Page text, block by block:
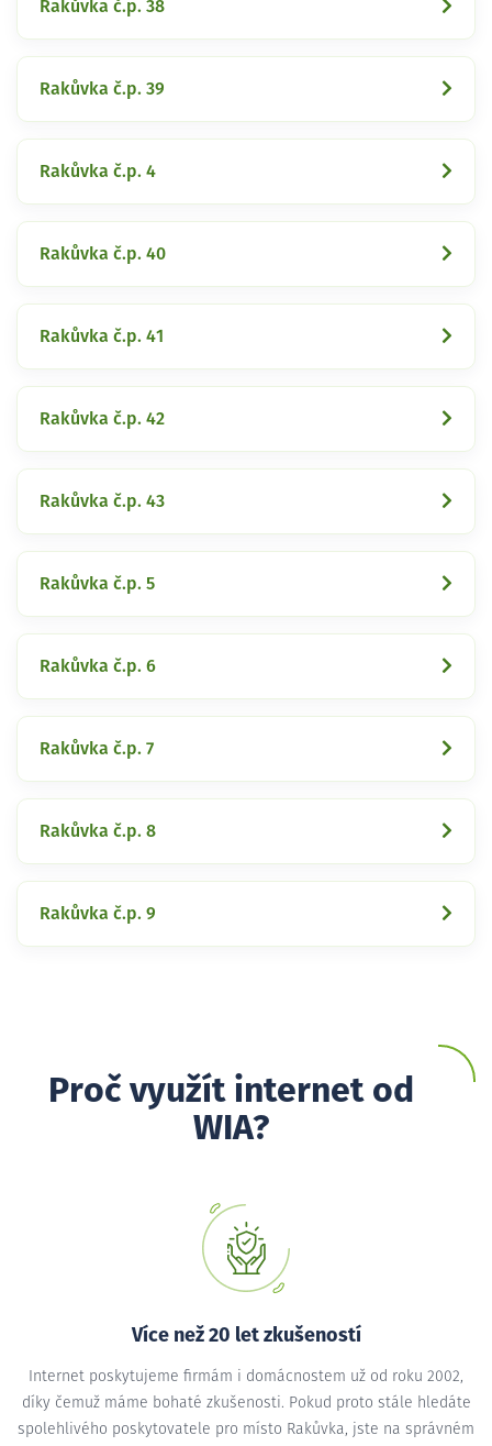
Rakůvka č.p. 38
Rakůvka č.p. 39
Rakůvka č.p. 4
Rakůvka č.p. 40
Rakůvka č.p. 41
Rakůvka č.p. 42
Rakůvka č.p. 43
Rakůvka č.p. 5
Rakůvka č.p. 6
Rakůvka č.p. 7
Rakůvka č.p. 8
Rakůvka č.p. 9
Proč využít internet od
WIA?
Více než 20 let zkušeností
Internet poskytujeme firmám i domácnostem už od roku 2002,
díky čemuž máme bohaté zkušenosti. Pokud proto stále hledáte
spolehlivého poskytovatele pro místo Rakůvka, jste na správném